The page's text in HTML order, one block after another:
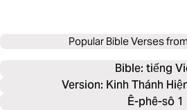
Popular Bible Verses from
Bible: tiếng
Version: Kinh Thánh
Ê-phê-sô 1